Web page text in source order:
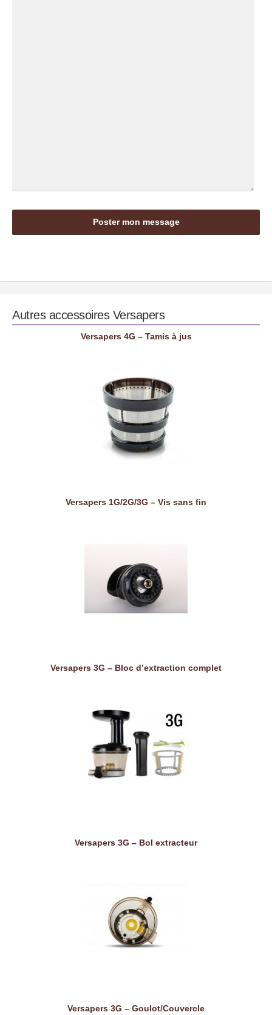
Autres accessoires Versapers
Versapers 4G – Tamis à jus
Versapers 1G/2G/3G – Vis sans fin
Versapers 3G – Bloc d’extraction complet
Versapers 3G – Bol extracteur
Versapers 3G – Goulot/Couvercle